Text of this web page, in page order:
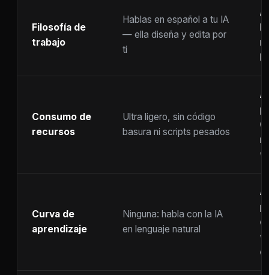
Filosofía de
trabajo
Hablas en español a tu IA
— ella diseña y edita por
ti
Consumo de
recursos
Ultra ligero, sin código
basura ni scripts pesados
Curva de
aprendizaje
Ninguna: habla con la IA
en lenguaje natural